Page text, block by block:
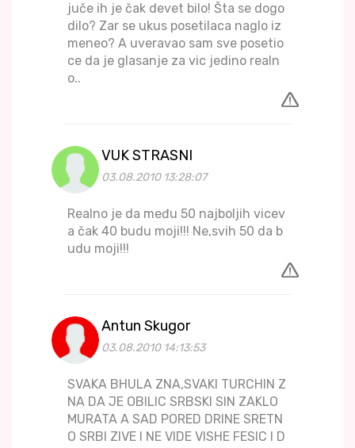
juče ih je čak devet bilo! Šta se dogo
dilo? Zar se ukus posetilaca naglo iz
meneo? A uveravao sam sve posetio
ce da je glasanje za vic jedino realn
o..
VUK STRASNI
03.08.2010 13:28:07
Realno je da među 50 najboljih vicev
a čak 40 budu moji!!! Ne,svih 50 da b
udu moji!!!
Antun Skugor
03.08.2010 14:13:53
SVAKA BHULA ZNA,SVAKI TURCHIN Z
NA DA JE OBILIC SRBSKI SIN ZAKLO
MURATA A SAD PORED DRINE SRETN
O SRBI ZIVE I NE VIDE VISHE FESIC I D